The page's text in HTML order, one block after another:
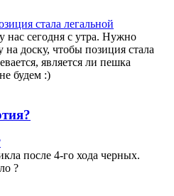
нас сегодня с утра. Нужно
доску, чтобы позиция стала
является ли пешка
будем :)
после 4-го хода черных.
?